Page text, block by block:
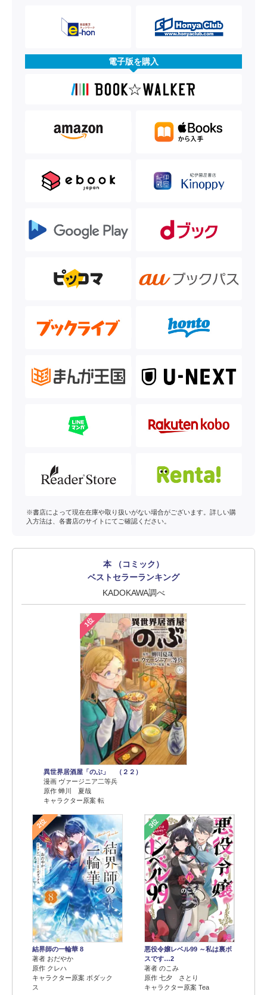
電子版を購入
※書店によって現在在庫や取り扱いがない場合がございます。詳しい購
入方法は、各書店のサイトにてご確認ください。
本 （コミック）
ベストセラーランキング
KADOKAWA調べ
1位
異世界居酒屋「のぶ」 （２２）
漫画 ヴァージニア二等兵
原作 蝉川 夏哉
キャラクター原案 転
2位
結界師の一輪華 8
著者 おだやか
原作 クレハ
キャラクター原案 ボダック
ス
3位
悪役令嬢レベル99 ～私は裏ボ
スです…2
著者 のこみ
原作 七夕 さとり
キャラクター原案 Tea